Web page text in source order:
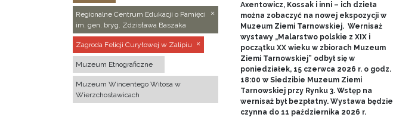
Regionalne Centrum Edukacji o Pamięci
im. gen. bryg. Zdzisława Baszaka
Zagroda Felicji Curyłowej w Zalipiu
Muzeum Etnograficzne
Muzeum Wincentego Witosa w
Wierzchosławicach
Axentowicz, Kossak i inni – ich dzieła
można zobaczyć na nowej ekspozycji w
Muzeum Ziemi Tarnowskiej. Wernisaż
wystawy „Malarstwo polskie z XIX i
początku XX wieku w zbiorach Muzeum
Ziemi Tarnowskiej” odbył się w
poniedziałek, 15 czerwca 2026 r. o godz.
18:00 w Siedzibie Muzeum Ziemi
Tarnowskiej przy Rynku 3. Wstęp na
wernisaż był bezpłatny. Wystawa będzie
czynna do 11 października 2026 r.